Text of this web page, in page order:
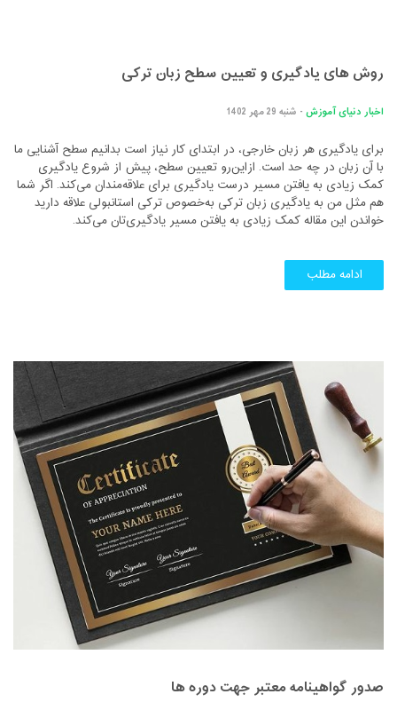
روش های یادگیری و تعیین سطح زبان ترکی
اخبار دنیای آموزش- شنبه 29 مهر 1402
برای یادگیری هر زبان خارجی، در ابتدای کار نیاز است بدانیم سطح آشنایی ما
با آن زبان در چه حد است. ازاین‌رو تعیین سطح، پیش از شروع یادگیری
کمک زیادی به یافتن مسیر درست یادگیری برای علاقه‌مندان می‌کند. اگر شما
هم مثل من به یادگیری زبان ترکی به‌خصوص ترکی استانبولی علاقه دارید
خواندن این مقاله کمک زیادی به یافتن مسیر یادگیری‌تان می‌کند.
ادامه مطلب
صدور گواهینامه معتبر جهت دوره ها